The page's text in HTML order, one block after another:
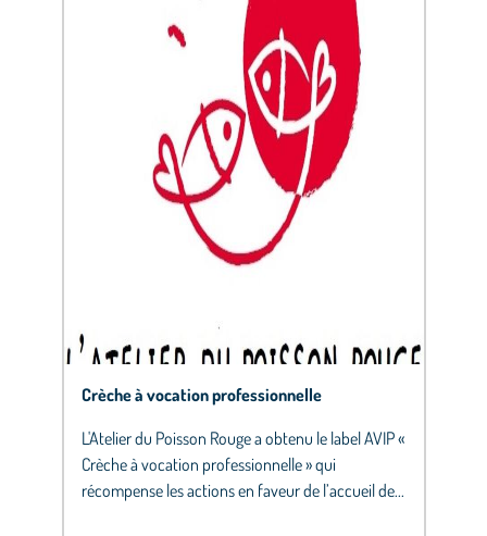
Crèche à vocation professionnelle
L'Atelier du Poisson Rouge a obtenu le label AVIP «
Crèche à vocation professionnelle » qui
récompense les actions en faveur de l’accueil de...